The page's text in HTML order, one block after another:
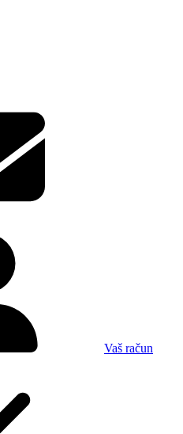
Vaš račun